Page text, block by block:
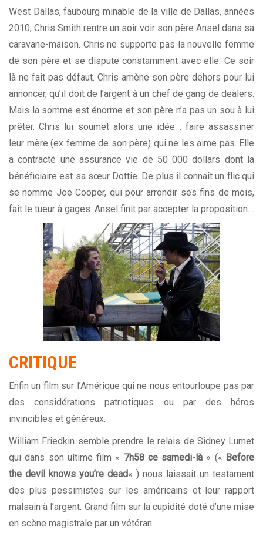
West Dallas, faubourg minable de la ville de Dallas, années
2010, Chris Smith rentre un soir voir son père Ansel dans sa
caravane-maison. Chris ne supporte pas la nouvelle femme
de son père et se dispute constamment avec elle. Ce soir
là ne fait pas défaut. Chris amène son père dehors pour lui
annoncer, qu’il doit de l’argent à un chef de gang de dealers.
Mais la somme est énorme et son père n’a pas un sou à lui
prêter. Chris lui soumet alors une idée : faire assassiner
leur mère (ex femme de son père) qui ne les aime pas. Elle
a contracté une assurance vie de 50 000 dollars dont la
bénéficiaire est sa sœur Dottie. De plus il connaît un flic qui
se nomme Joe Cooper, qui pour arrondir ses fins de mois,
fait le tueur à gages. Ansel finit par accepter la proposition…
CRITIQUE
Enfin un film sur l’Amérique qui ne nous entourloupe pas par
des considérations patriotiques ou par des héros
invincibles et généreux.
William Friedkin semble prendre le relais de Sidney Lumet
qui dans son ultime film « 7h58 ce samedi-là » (« Before
the devil knows you’re dead« ) nous laissait un testament
des plus pessimistes sur les américains et leur rapport
malsain à l’argent. Grand film sur la cupidité doté d’une mise
en scène magistrale par un vétéran.